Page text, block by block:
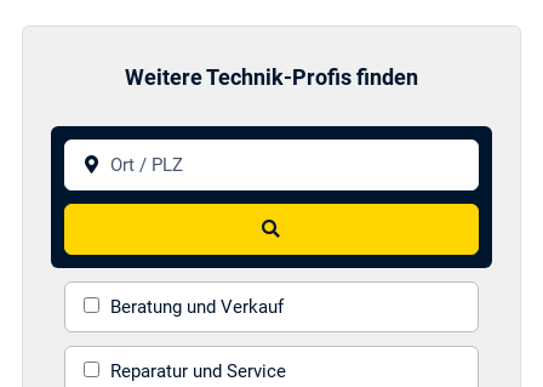
Weitere Technik-Profis finden
Ort / PLZ
Suchen
Beratung und Verkauf
Reparatur und Service